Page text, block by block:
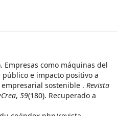
Empresas como máquinas del
e impacto positivo a
sostenible . Revista
, 59(180). Recuperado a